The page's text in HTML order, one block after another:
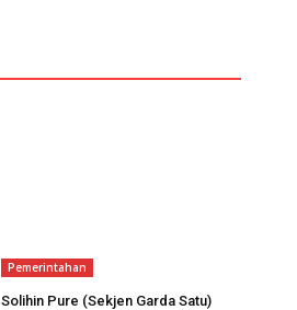
Pemerintahan
Solihin Pure (Sekjen Garda Satu)